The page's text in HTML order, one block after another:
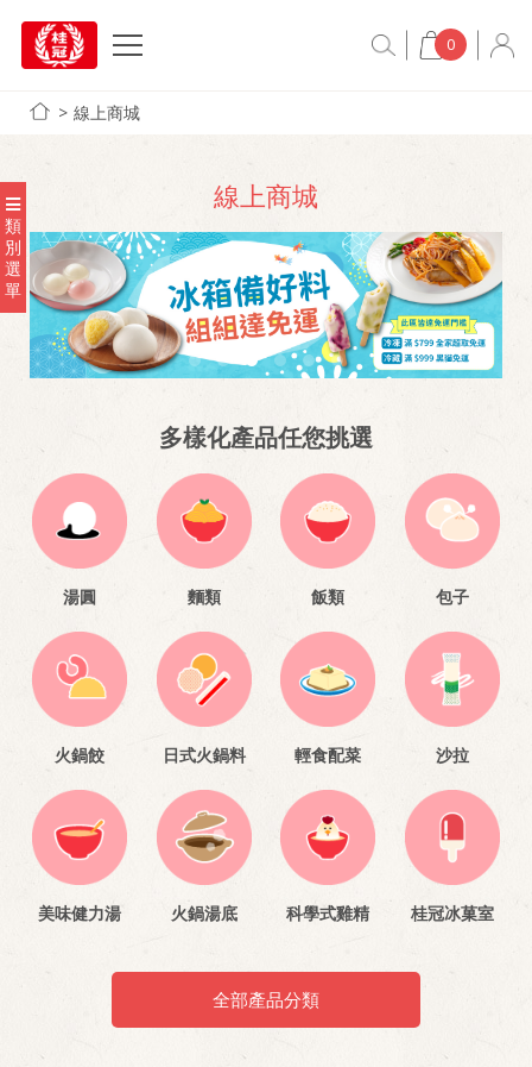
0
線上商城
類
別
選
單
線上商城
多樣化產品任您挑選
湯圓 麵類 飯類 包子
火鍋餃 日式火鍋料 輕食配菜 沙拉
美味健力湯 火鍋湯底 科學式雞精 桂冠冰菓室
全部產品分類